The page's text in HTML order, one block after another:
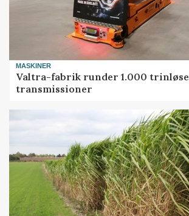
MASKINER
Valtra-fabrik runder 1.000 trinløse
transmissioner